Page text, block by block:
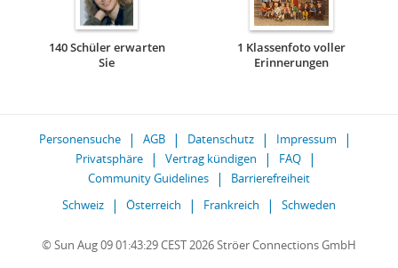
140 Schüler erwarten
Sie
1 Klassenfoto voller
Erinnerungen
Personensuche AGB Datenschutz
Impressum
Privatsphäre
Vertrag kündigen
FAQ
Community Guidelines
Barrierefreiheit
Schweiz
Österreich Frankreich Schweden
© Sun Aug 09 01:43:29 CEST 2026 Ströer Connections GmbH